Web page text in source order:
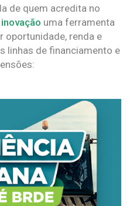
de quem acredita no
inovação uma ferramenta
oportunidade, renda e
linhas de financiamento e